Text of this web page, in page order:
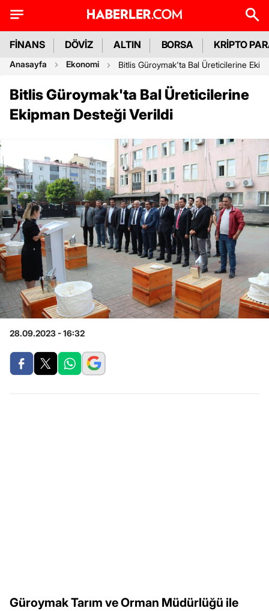
FİNANS DÖVİZ ALTIN BORSA KRİPTO
Anasayfa Ekonomi Bitlis Güroymak'ta Bal Üreticilerine
Bitlis Güroymak'ta Bal Üreticilerine
Ekipman Desteği Verildi
28.09.2023 - 16:32
Güroymak Tarım ve Orman Müdürlüğü ile